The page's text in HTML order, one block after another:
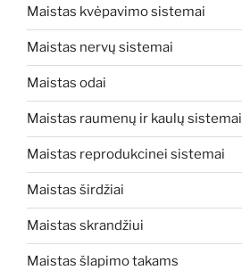
Maistas kvėpavimo sistemai
Maistas nervų sistemai
Maistas odai
Maistas raumenų ir kaulų sistemai
Maistas reprodukcinei sistemai
Maistas širdžiai
Maistas skrandžiui
Maistas šlapimo takams